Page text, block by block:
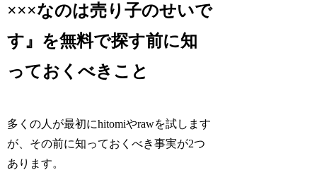
×××なのは売り子のせいで
す』を無料で探す前に知
っておくべきこと
多くの人が最初にhitomiやrawを試します
が、その前に知っておくべき事実が2つ
あります。